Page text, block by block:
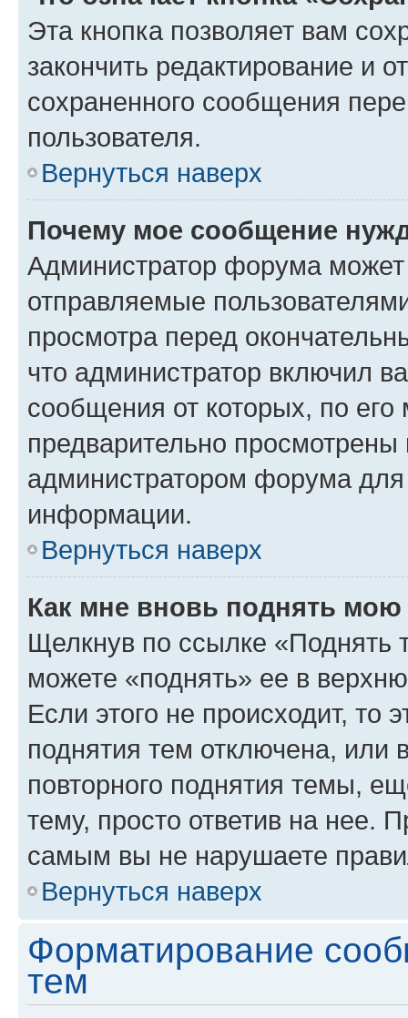
Эта кнопка позволяет вам
закончить редактирование и
сохраненного сообщения
пользователя.
Вернуться наверх
Почему мое сообщение
Администратор форума
отправляемые
просмотра перед
что администратор включил
сообщения от которых, по
предварительно
администратором форума
информации.
Вернуться наверх
Как мне вновь поднять мою
Щелкнув по ссылке «Поднять
можете «поднять» ее в
Если этого не происходит, то
поднятия тем отключена, или
повторного поднятия темы,
тему, просто ответив на нее.
самым вы не нарушаете
Вернуться наверх
Форматирование
тем